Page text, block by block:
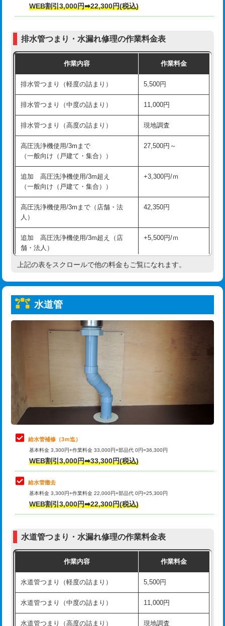
モルタル補修（厚さ10㎝超え）
追加人工 16,500円
現場見積
※給水管工事は20mmまでの価格です。
交換・取付(排水栓・排水トラップ
交換・取付（その他部品） 11,000円+材料費
持込商品取付（単水栓） 13,200円
持込商品取付（混合水栓） 16,500円
持込商品取付（浄水器・分岐水栓） 16,500円
給水管工事※（ホール加工) 16,500円
給水管工事※（バンド止め) 3,300円
給水管工事※（支持金具設置)
給水管工事※（保温材使用（バンド止
め込み）)
5,500円
給水管工事※（土の掘削・埋め戻し作
業)
11,000円
給水管工事※（塩ビ管（VP・HI）使
用/3ｍまで)
33,000円
給水管工事※（塩ビ管（VP・HI）使
+8,800円
給水管工事※（ライニング鋼管・銅
管・ポリ管・HT管使用/3ｍまで)
給水管工事※（ライニング鋼管・銅
管・ポリ管・HT管使用/3ｍ超え)
排水管工事（土の掘削・埋め戻し作
11,000円~
排水管工事（排水管工事/3ｍまで） 55,000円
排水管工事（追加 排水管工事/3ｍ超
マス交換（土の掘削・埋め戻し作業）
マス交換（深さ50㎝未満）
マス交換（深さ50㎝以上）
コンクリート斫り（厚さ10㎝まで）
モルタル補修（厚さ10㎝超え） 38,500円
洗面台設置 38,500円
化粧台設置 22,000円
WEB割引3,000円➡22,300円(税込)
排水管つまり・水漏れ修理の作業料金表
作業内容 作業料金
排水管つまり（軽度の詰まり） 5,500円
排水管つまり（中度の詰まり） 11,000円
排水管つまり（高度の詰まり） 現地調査
高圧洗浄機使用/3mまで
（一般向け（戸建て・集合））
27,500円～
追加 高圧洗浄機使用/3m超え
（一般向け（戸建て・集合））
+3,300円/ｍ
高圧洗浄機使用/3mまで（店舗・法
人）
42,350円
追加 高圧洗浄機使用/3m超え（店
舗・法人）
+5,500円/ｍ
高度高圧洗浄換 現地調査
トーラー機使用/3mまで
追加トーラー機使用/3m超え
33,000円
8,800円
止水・漏水調査・防水処理・清掃・修
理・調整・分解・加工など（軽作業）
11,000円
止水・漏水調査・防水処理・清掃・修
理・調整・分解・加工など（中作業）
止水・漏水調査・防水処理・清掃・修
理・調整・分解・加工など（重作業）
33,000円
その他部品の脱着
交換・取付（タンク）
式）)
式・ワンホール）)
交換・取付(排水栓・排水トラップ
22,000円+材料費
上記の表をスクロールで他の料金もご覧になれます。
水道管
給水管補修（3ｍ迄）
基本料金 3,300円+作業料金 33,000円+部品代 0円=36,300円
WEB割引3,000円➡33,300円(税込)
給水管撤去
基本料金 3,300円+作業料金 22,000円+部品代 0円=25,300円
WEB割引3,000円➡22,300円(税込)
水道管つまり・水漏れ修理の作業料金表
作業内容 作業料金
水道管つまり（軽度の詰まり） 5,500円
水道管つまり（中度の詰まり） 11,000円
水道管つまり（高度の詰まり） 現地調査